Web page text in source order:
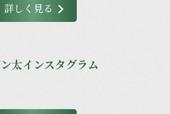
詳しく見る
太インスタグラム